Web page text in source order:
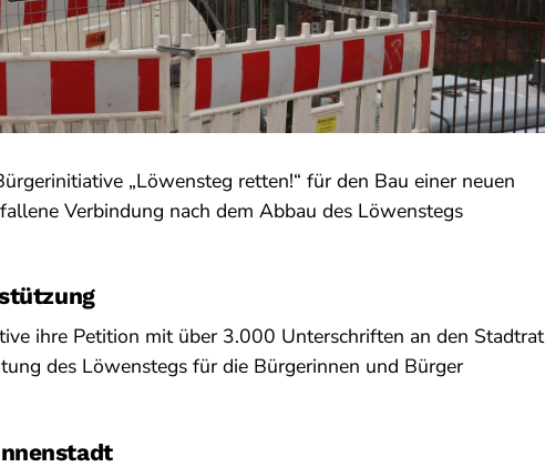
„Löwensteg retten!“ für den Bau einer neuen
Verbindung nach dem Abbau des Löwenstegs
ihre Petition mit über 3.000 Unterschriften an den Stadtrat
des Löwenstegs für die Bürgerinnen und Bürger